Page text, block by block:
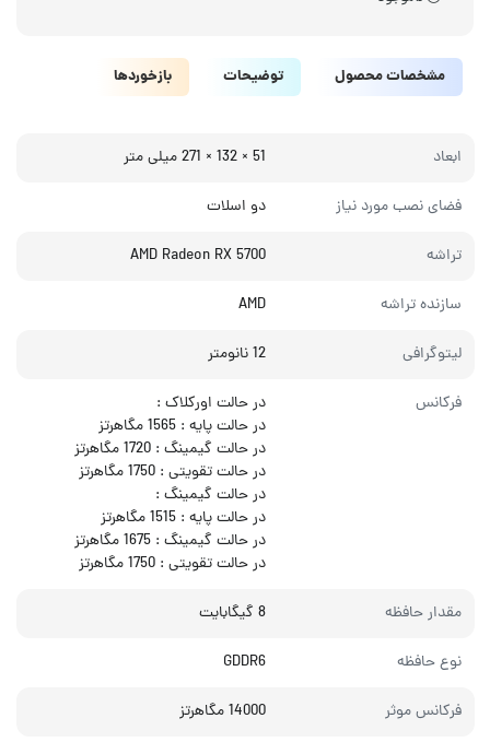
مشخصات محصول توضیحات بازخوردها
ابعاد 51 × 132 × 271 میلی‌ متر
فضای نصب مورد نیاز دو اسلات
تراشه AMD Radeon RX 5700
سازنده تراشه AMD
لیتوگرافی 12 نانومتر
فرکانس
در حالت اورکلاک :
در حالت پایه : 1565 مگاهرتز
در حالت گیمینگ : 1720 مگاهرتز
در حالت تقویتی : 1750 مگاهرتز
در حالت گیمینگ :
در حالت پایه : 1515 مگاهرتز
در حالت گیمینگ : 1675 مگاهرتز
در حالت تقویتی : 1750 مگاهرتز
مقدار حافظه 8 گیگابایت
نوع حافظه GDDR6
فرکانس موثر 14000 مگاهرتز